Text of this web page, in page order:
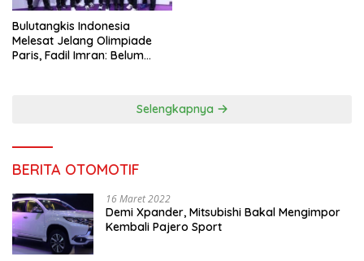
Bulutangkis Indonesia
Melesat Jelang Olimpiade
Paris, Fadil Imran: Belum
Selengkapnya
BERITA OTOMOTIF
16 Maret 2022
Demi Xpander, Mitsubishi Bakal Mengimpor
Kembali Pajero Sport